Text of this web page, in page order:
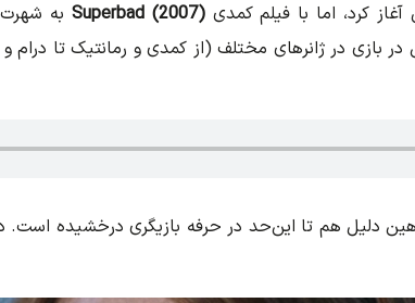
کرد، اما با فیلم کمدیSuperbad (2007) به
بازی در ژانرهای مختلف (از کمدی و رمانتیک تا